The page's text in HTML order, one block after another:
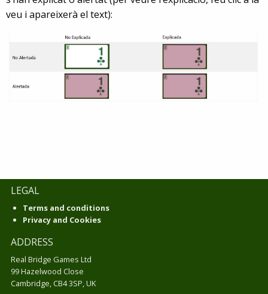
veu i apareixerà el text):
LEGAL
Terms and conditions
Privacy and Cookies
ADDRESS
Real Bridge Games Ltd
99 Hazelwood Close
Cambridge, CB4 3SP, UK